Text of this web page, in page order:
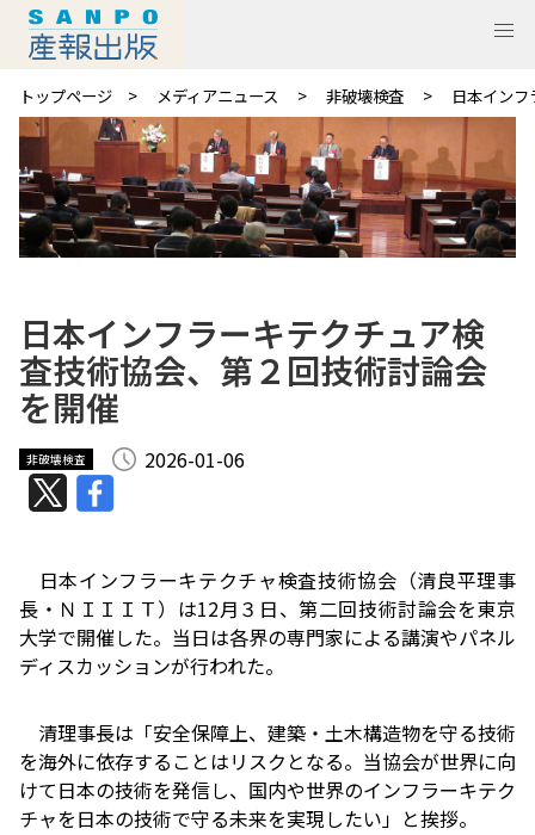
トップページ メディアニュース 非破壊検査 日本イン
日本インフラーキテクチュア検
査技術協会、第２回技術討論会
を開催
非破壊検査 2026-01-06
日本インフラーキテクチャ検査技術協会（清良平理事
長・ＮＩＩＩＴ）は12月３日、第二回技術討論会を東京
大学で開催した。当日は各界の専門家による講演やパネル
ディスカッションが行われた。
清理事長は「安全保障上、建築・土木構造物を守る技術
を海外に依存することはリスクとなる。当協会が世界に向
けて日本の技術を発信し、国内や世界のインフラーキテク
チャを日本の技術で守る未来を実現したい」と挨拶。